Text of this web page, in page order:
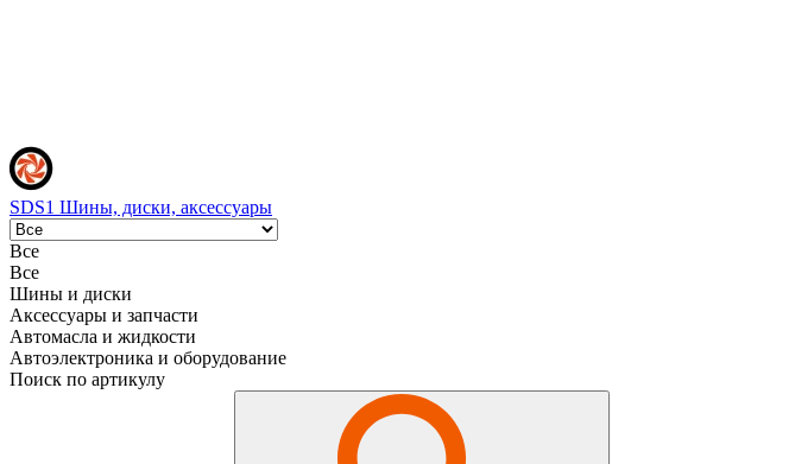
SDS1 Шины, диски, аксессуары
Все
Все
Шины и диски
Аксессуары и запчасти
Автомасла и жидкости
Автоэлектроника и оборудование
Поиск по артикулу